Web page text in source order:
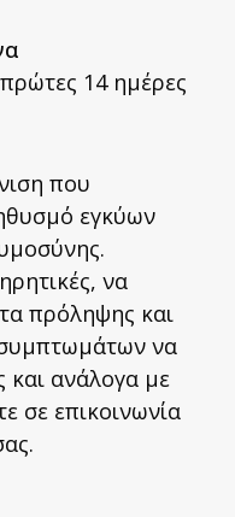
14 ημέρες
που
εγκύων
να
πρόληψης και
να
και ανάλογα με
σε επικοινωνία